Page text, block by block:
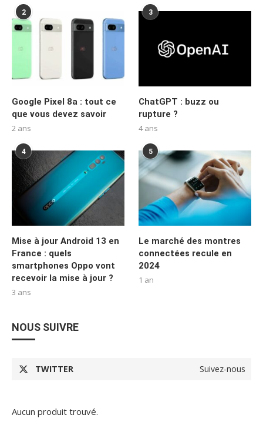
2
Google Pixel 8a : tout ce
que vous devez savoir
2 ans
3
ChatGPT : buzz ou
rupture ?
4 ans
4
Mise à jour Android 13 en
France : quels
smartphones Oppo vont
recevoir la mise à jour ?
3 ans
5
Le marché des montres
connectées recule en
2024
1 an
NOUS SUIVRE
TWITTER Suivez-nous
Aucun produit trouvé.